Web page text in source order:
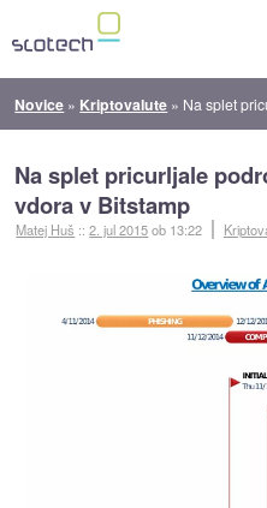
Novice » Kriptovalute » Na splet
Na splet pricurljale
vdora v Bitstamp
Matej Huš ::2. jul 2015ob 13:22